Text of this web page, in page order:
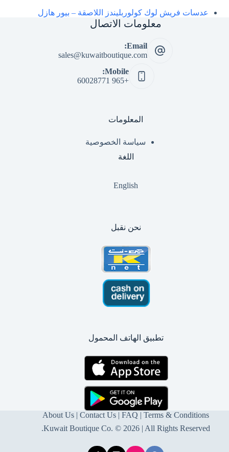
عدسات فريش لوك كولوربليندز اللاصقة – بيور هازل
معلومات الاتصال
Email:
sales@kuwaitboutique.com
Mobile:
+965 60028771
المعلومات
سياسة الخصوصية
اللغة
English
نحن نقبل
تطبيق الهاتف المحمول
About Us |Contact Us | FAQ |Terms & Conditions
Kuwait Boutique Co. © 2026 | All Rights Reserved.